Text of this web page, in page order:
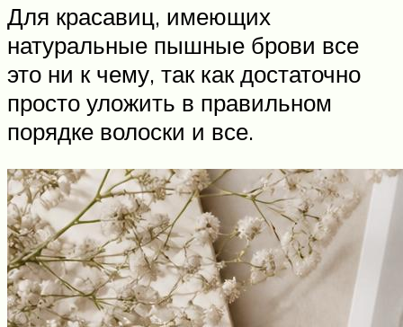
Для красавиц, имеющих
натуральные пышные брови все
это ни к чему, так как достаточно
просто уложить в правильном
порядке волоски и все.